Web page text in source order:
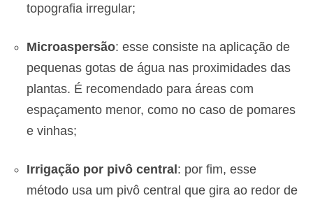
topografia irregular;
Microaspersão: esse consiste na aplicação de
pequenas gotas de água nas proximidades das
plantas. É recomendado para áreas com
espaçamento menor, como no caso de pomares
e vinhas;
Irrigação por pivô central: por fim, esse
método usa um pivô central que gira ao redor de